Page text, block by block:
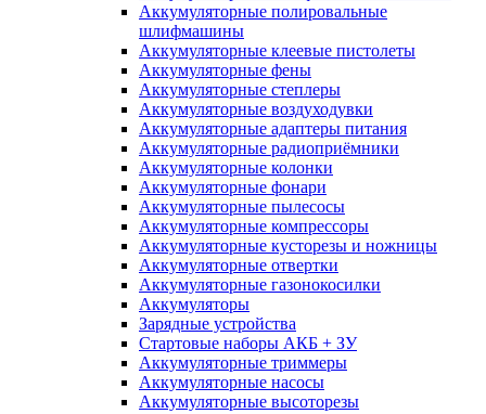
Аккумуляторные полировальные
шлифмашины
Аккумуляторные клеевые пистолеты
Аккумуляторные фены
Аккумуляторные степлеры
Аккумуляторные воздуходувки
Аккумуляторные адаптеры питания
Аккумуляторные радиоприёмники
Аккумуляторные колонки
Аккумуляторные фонари
Аккумуляторные пылесосы
Аккумуляторные компрессоры
Аккумуляторные кусторезы и ножницы
Аккумуляторные отвертки
Аккумуляторные газонокосилки
Аккумуляторы
Зарядные устройства
Стартовые наборы АКБ + ЗУ
Аккумуляторные триммеры
Аккумуляторные насосы
Аккумуляторные высоторезы